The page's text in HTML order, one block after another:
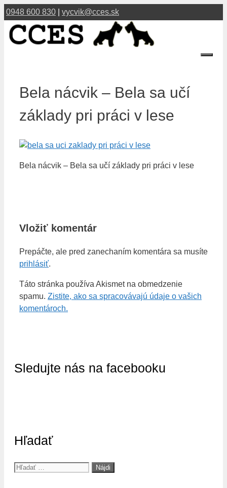
Preskočiť
na
obsah
0948 600 830 vycvik@cces.sk
Bela nácvik – Bela sa učí
základy pri práci v lese
Bela nácvik – Bela sa učí základy pri práci v lese
Vložiť komentár
Prepáčte, ale pred zanechaním komentára sa musíte
prihlásiť.
Táto stránka používa Akismet na obmedzenie
spamu. Zistite, ako sa spracovávajú údaje o vašich
komentároch.
Sledujte nás na facebooku
Hľadať
Hľadať: